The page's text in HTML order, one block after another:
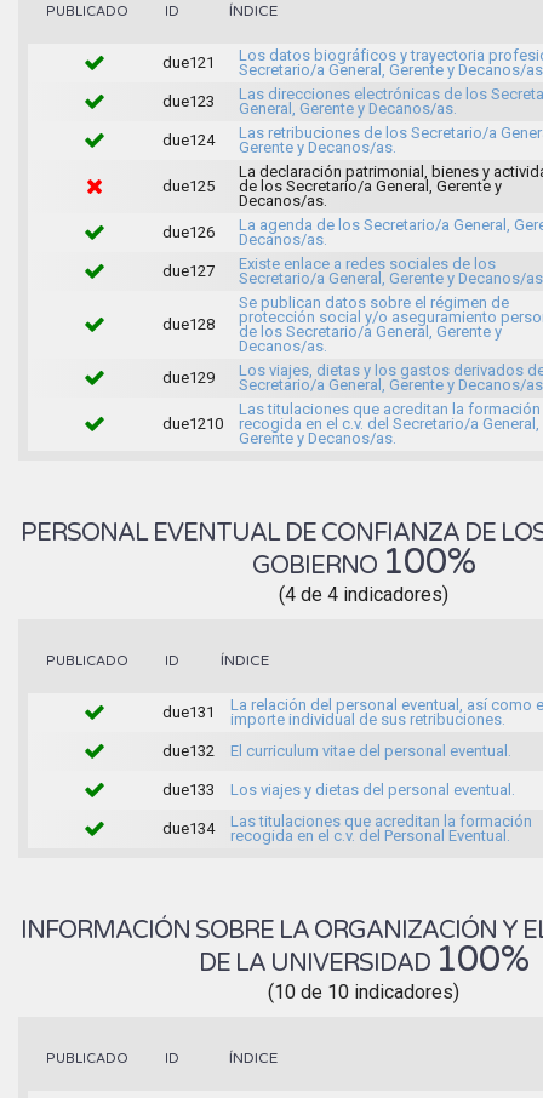
PUBLICADO ID ÍNDICE
due121
Los datos biográficos y trayectoria
Secretario/a General, Gerente y Decanos/
due123
Las direcciones electrónicas de los
General, Gerente y Decanos/as.
due124
Las retribuciones de los Secretario/a
Gerente y Decanos/as.
due125
La declaración patrimonial, bienes y
de los Secretario/a General, Gerente y
Decanos/as.
due126
La agenda de los Secretario/a General,
Decanos/as.
due127
Existe enlace a redes sociales de los
Secretario/a General, Gerente y Decanos/
due128
Se publican datos sobre el régimen de
protección social y/o aseguramiento
de los Secretario/a General, Gerente y
Decanos/as.
due129
Los viajes, dietas y los gastos derivados
Secretario/a General, Gerente y Decanos/
due1210
Las titulaciones que acreditan la formación
recogida en el c.v. del Secretario/a General,
Gerente y Decanos/as.
PERSONAL EVENTUAL DE CONFIANZA DE
GOBIERNO 100%
(4 de 4 indicadores)
PUBLICADO ID ÍNDICE
due131
La relación del personal eventual, así como
importe individual de sus retribuciones.
due132
El curriculum vitae del personal eventual.
due133 Los viajes y dietas del personal eventual.
due134
Las titulaciones que acreditan la formación
recogida en el c.v. del Personal Eventual.
INFORMACIÓN SOBRE LA ORGANIZACIÓN Y
DE LA UNIVERSIDAD 100%
(10 de 10 indicadores)
PUBLICADO ID ÍNDICE